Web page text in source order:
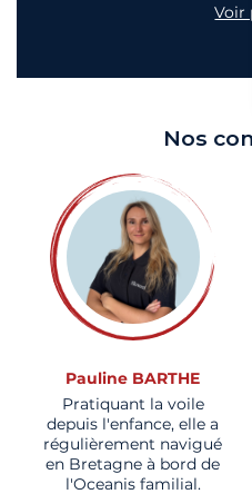
Voir
Nos
Pauline BARTHE
Pratiquant la voile
depuis l'enfance, elle a
régulièrement navigué
en Bretagne à bord de
l'Oceanis familial.